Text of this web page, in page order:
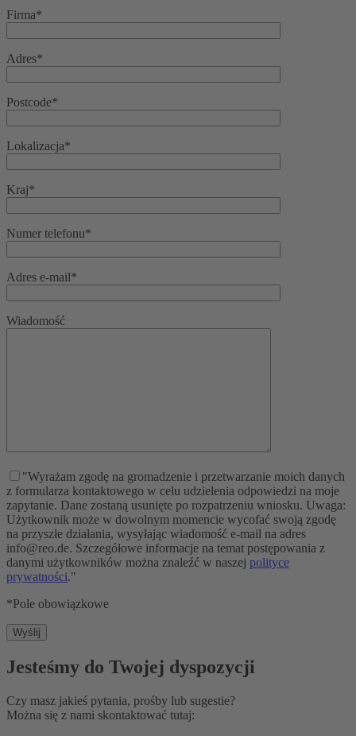
Firma*
Adres*
Postcode*
Lokalizacja*
Kraj*
Numer telefonu*
Adres e-mail*
Wiadomość
"Wyrażam zgodę na gromadzenie i przetwarzanie moich danych
z formularza kontaktowego w celu udzielenia odpowiedzi na moje
zapytanie. Dane zostaną usunięte po rozpatrzeniu wniosku. Uwaga:
Użytkownik może w dowolnym momencie wycofać swoją zgodę
na przyszłe działania, wysyłając wiadomość e-mail na adres
info@reo.de. Szczegółowe informacje na temat postępowania z
danymi użytkowników można znaleźć w naszej polityce
prywatności."
*Pole obowiązkowe
Jesteśmy do Twojej dyspozycji
Czy masz jakieś pytania, prośby lub sugestie?
Można się z nami skontaktować tutaj: